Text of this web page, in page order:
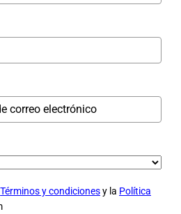
Términos y condicionesy la Política